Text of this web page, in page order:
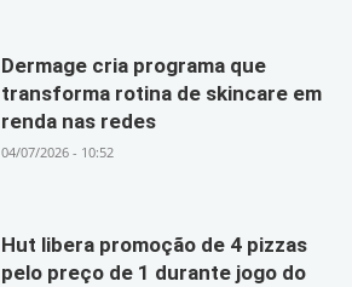
Dermage cria programa que
transforma rotina de skincare em
renda nas redes
04/07/2026 - 10:52
Hut libera promoção de 4 pizzas
pelo preço de 1 durante jogo do